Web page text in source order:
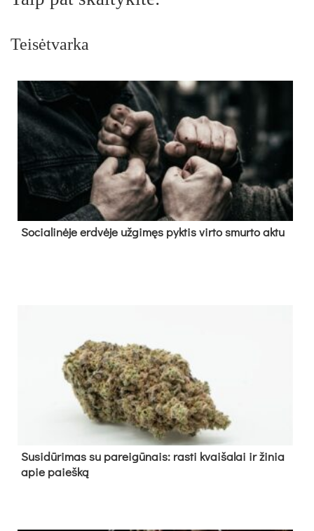
Teisėtvarka
So­cia­li­nė­je erd­vė­je už­gi­męs pyk­tis vir­to smur­to ak­tu
Su­si­dū­ri­mas su pa­rei­gū­nais: ras­ti kvai­ša­lai ir ži­nia
apie paieš­ką